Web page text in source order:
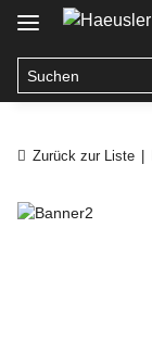
Zurück zur Liste